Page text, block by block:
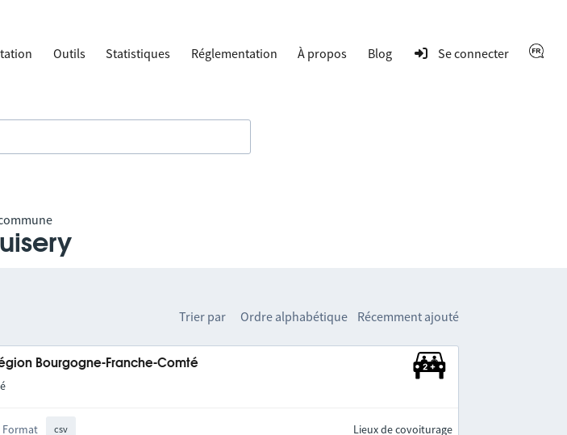
Outils Statistiques Réglementation À propos Blog Se connecter
Trier par Ordre alphabétique Récemment ajouté
Bourgogne-Franche-Comté
Format csv Lieux de covoiturage